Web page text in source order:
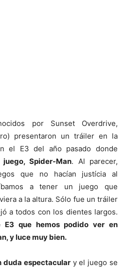
por Sunset Overdrive,
presentaron un tráiler en la
el E3 del año pasado donde
Spider-Man. Al parecer,
que no hacían justícia al
a tener un juego que
a la altura. Sólo fue un tráiler
a todos con los dientes largos.
E3 que hemos podido ver en
y luce muy bien.
duda espectaculary el juego se